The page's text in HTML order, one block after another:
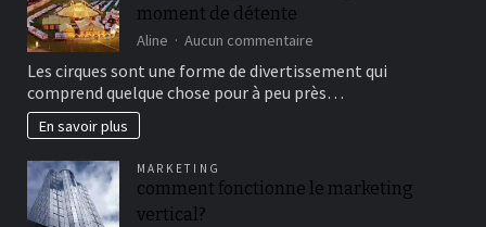
moment de détente
Aline Aucun commentaire
au
cirque
bon
Les cirques sont une forme de divertissement qui
comprend quelque chose pour à peu près…
En savoir plus
MARKETING
comment fonctionne le marketing
vertical?